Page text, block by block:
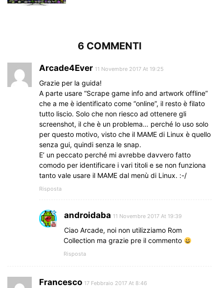
6 COMMENTI
Arcade4Ever 11 Novembre 2017 At 19:25
Grazie per la guida!
A parte usare “Scrape game info and artwork offline”
che a me è identificato come “online”, il resto è filato
tutto liscio. Solo che non riesco ad ottenere gli
screenshot, il che è un problema… perché lo uso solo
per questo motivo, visto che il MAME di Linux è quello
senza gui, quindi senza le snap.
E’ un peccato perché mi avrebbe davvero fatto
comodo per identificare i vari titoli e se non funziona
tanto vale usare il MAME dal menù di Linux. :-/
Risposta
androidaba 11 Novembre 2017 At 19:39
Ciao Arcade, noi non utilizziamo Rom
Collection ma grazie pre il commento
Risposta
Francesco 17 Febbraio 2017 At 8:46